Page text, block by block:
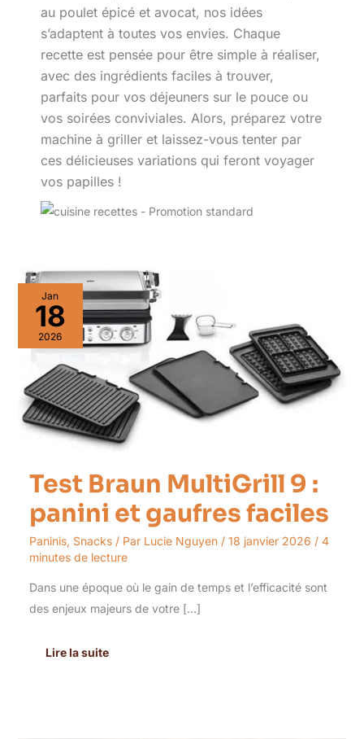
au poulet épicé et avocat, nos idées
s’adaptent à toutes vos envies. Chaque
recette est pensée pour être simple à réaliser,
avec des ingrédients faciles à trouver,
parfaits pour vos déjeuners sur le pouce ou
vos soirées conviviales. Alors, préparez votre
machine à griller et laissez-vous tenter par
ces délicieuses variations qui feront voyager
vos papilles !
Jan
18
2026
Test Braun MultiGrill 9 :
panini et gaufres faciles
Paninis, Snacks/ Par Lucie Nguyen / 18 janvier 2026 / 4
minutes de lecture
Dans une époque où le gain de temps et l’efficacité sont
des enjeux majeurs de votre […]
Test
Braun
MultiGrill
9
:
panini
et
gaufres
faciles
Lire la suite